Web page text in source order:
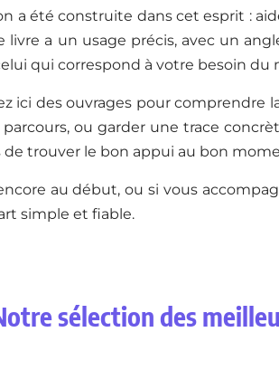
a été construite dans cet esprit :
livre a un usage précis, avec un
qui correspond à votre besoin du
ici des ouvrages pour comprendre
ou garder une trace
de trouver le bon appui au bon
au début, ou si vous
simple et fiable.
sélection des